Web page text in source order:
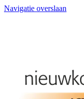
Navigatie overslaan